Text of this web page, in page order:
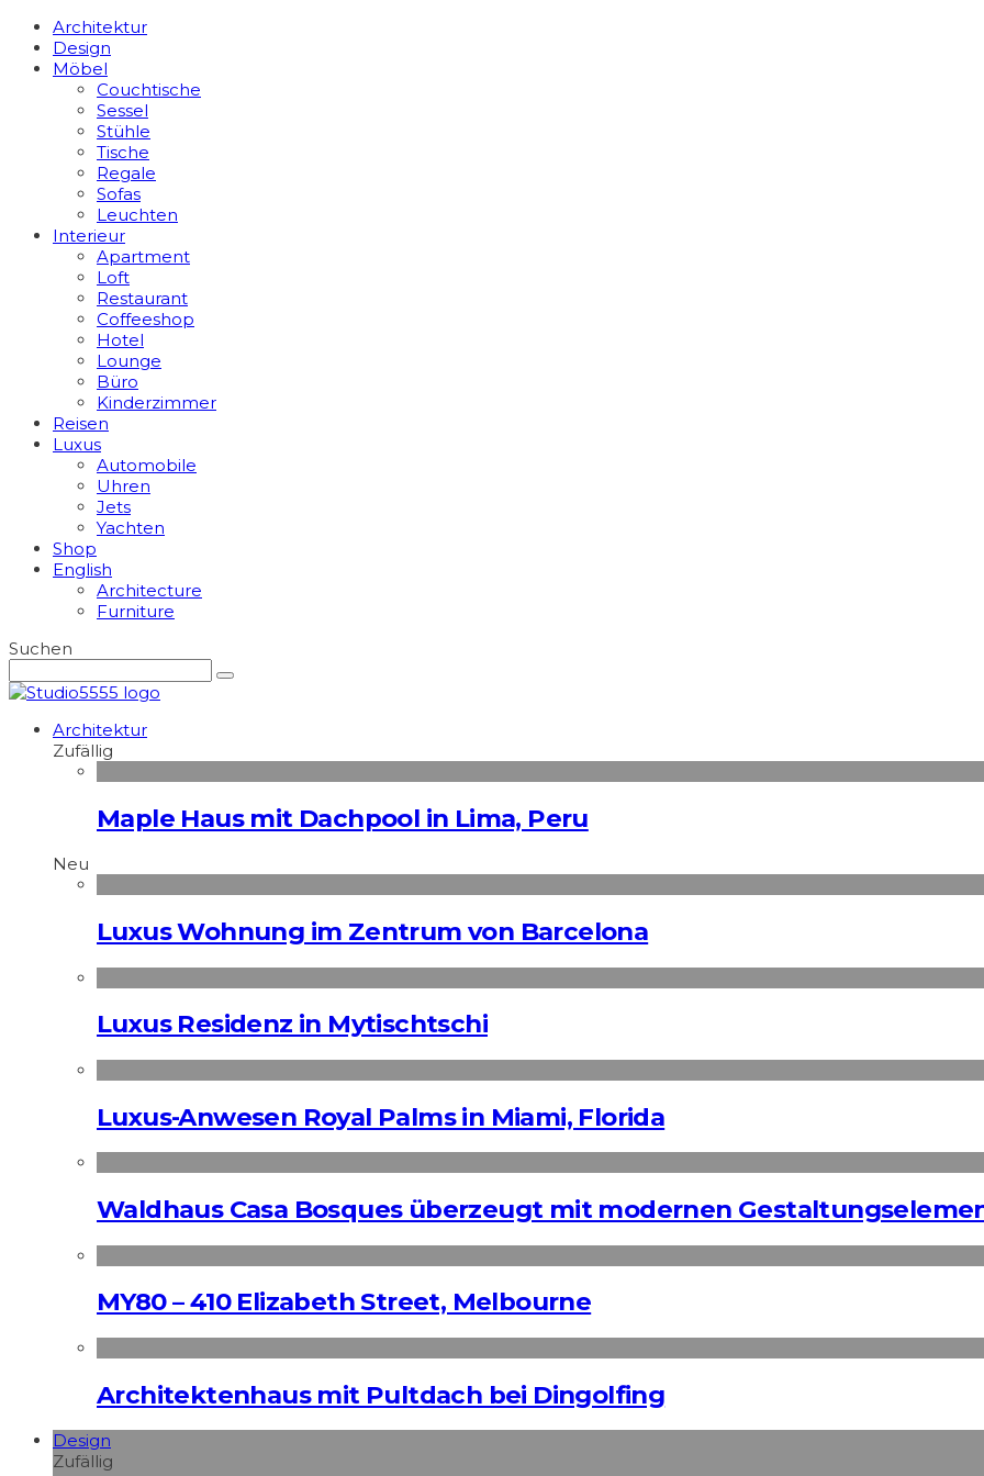
Architektur
Design
Möbel
Couchtische
Sessel
Stühle
Tische
Regale
Sofas
Leuchten
Interieur
Apart­ment
Loft
Restaurant
Coffeeshop
Hotel
Lounge
Büro
Kinderzimmer
Reisen
Luxus
Automobile
Uhren
Jets
Yachten
Shop
English
Architecture
Furniture
Suchen
Architektur
Zufällig
Maple Haus mit Dachpool in Lima, Peru
Neu
Luxus Wohnung im Zentrum von Barcelona
Luxus Residenz in Mytischtschi
Luxus-Anwesen Royal Palms in Miami, Florida
Waldhaus Casa Bosques überzeugt mit modernen
MY80 – 410 Elizabeth Street, Melbourne
Architektenhaus mit Pultdach bei Dingolfing
Design
Zufällig